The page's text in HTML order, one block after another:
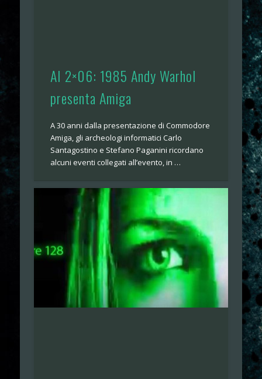
AI 2×06: 1985 Andy Warhol
presenta Amiga
A 30 anni dalla presentazione di Commodore
Amiga, gli archeologi informatici Carlo
Santagostino e Stefano Paganini ricordano
alcuni eventi collegati all’evento, in …